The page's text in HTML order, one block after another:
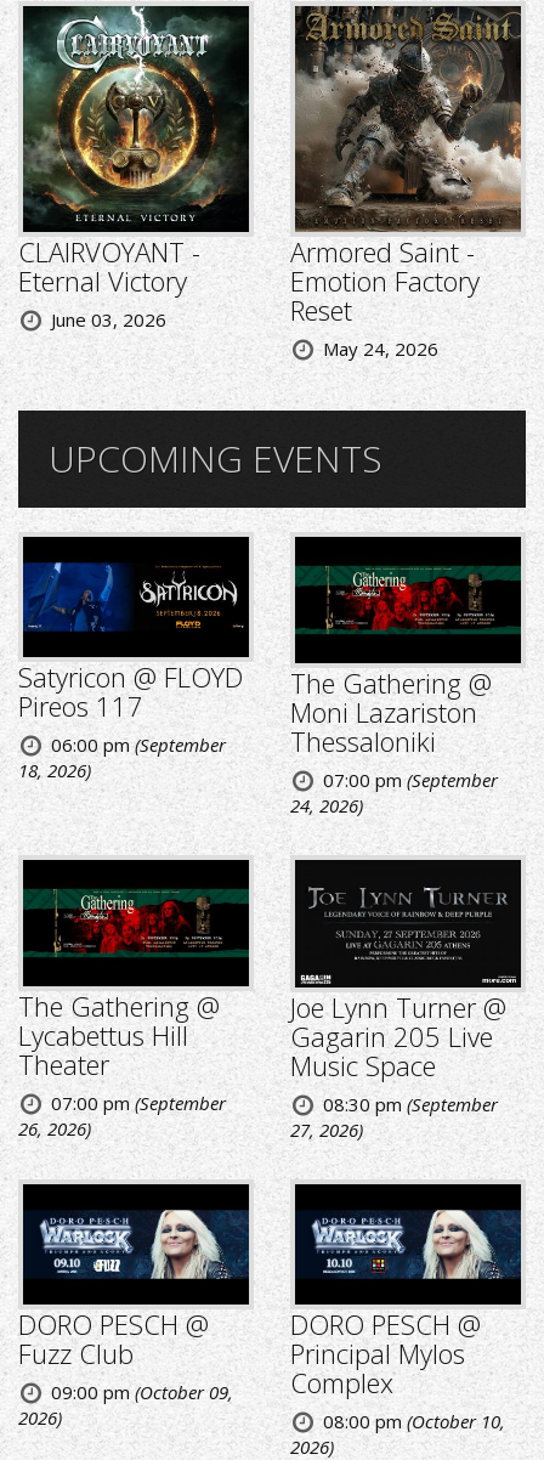
CLAIRVOYANT -
Eternal Victory
June 03, 2026
Armored Saint -
Emotion Factory
Reset
May 24, 2026
UPCOMING EVENTS
Satyricon @ FLOYD
Pireos 117
06:00 pm(September
18, 2026)
The Gathering @
Moni Lazariston
Thessaloniki
07:00 pm(September
24, 2026)
The Gathering @
Lycabettus Hill
Theater
07:00 pm(September
26, 2026)
Joe Lynn Turner @
Gagarin 205 Live
Music Space
08:30 pm (September
27, 2026)
DORO PESCH @
Fuzz Club
09:00 pm(October 09,
2026)
DORO PESCH @
Principal Mylos
Complex
08:00 pm (October 10,
2026)